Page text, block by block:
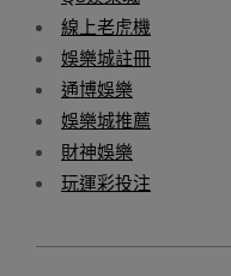
線上老虎機
娛樂城註冊
通博娛樂
娛樂城推薦
財神娛樂
玩運彩投注